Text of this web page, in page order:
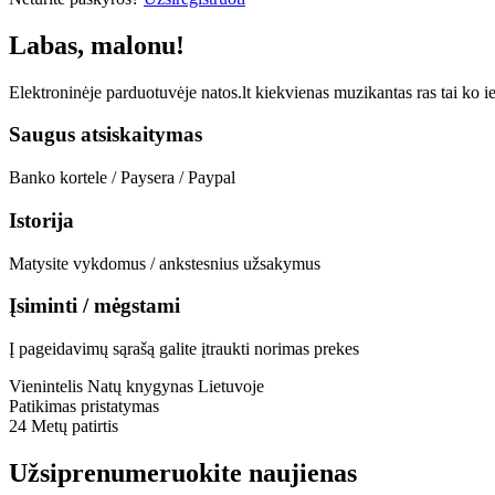
Labas, malonu!
Elektroninėje parduotuvėje natos.lt kiekvienas muzikantas ras tai ko
Saugus atsiskaitymas
Banko kortele / Paysera / Paypal
Istorija
Matysite vykdomus / ankstesnius užsakymus
Įsiminti / mėgstami
Į pageidavimų sąrašą galite įtraukti norimas prekes
Vienintelis Natų knygynas Lietuvoje
Patikimas pristatymas
24 Metų patirtis
Užsiprenumeruokite naujienas